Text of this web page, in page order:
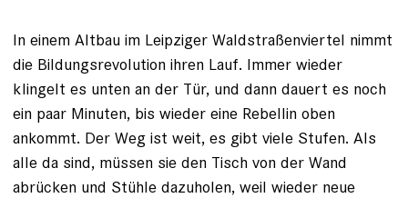
In einem Altbau im Leipziger Waldstraßenviertel nimmt
die Bildungsrevolution ihren Lauf. Immer wieder
klingelt es ­unten an der Tür, und dann ­dauert es noch
ein paar Minuten, bis wieder eine ­Rebellin oben
ankommt. Der Weg ist weit, es gibt viele ­Stufen. Als
alle da sind, müssen sie den Tisch von der Wand
abrücken und Stühle dazu­holen, weil wieder neue